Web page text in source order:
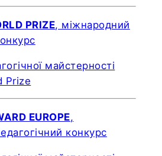
PRIZE, міжнародний
EUROPE,
конкурс